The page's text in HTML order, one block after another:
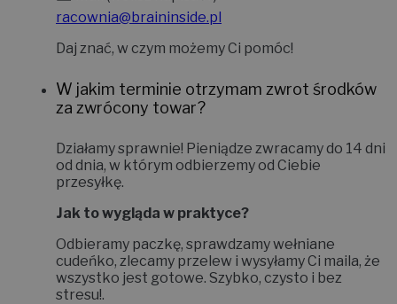
racownia@braininside.pl
Daj znać, w czym możemy Ci pomóc!
W jakim terminie otrzymam zwrot środków
za zwrócony towar?
Działamy sprawnie! Pieniądze zwracamy do 14 dni
od dnia, w którym odbierzemy od Ciebie
przesyłkę.
Jak to wygląda w praktyce?
Odbieramy paczkę, sprawdzamy wełniane
cudeńko, zlecamy przelew i wysyłamy Ci maila, że
wszystko jest gotowe. Szybko, czysto i bez
stresu!.